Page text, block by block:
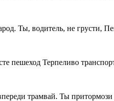
Ты, водитель, не грусти,
пешеход Терпеливо
трамвай. Ты